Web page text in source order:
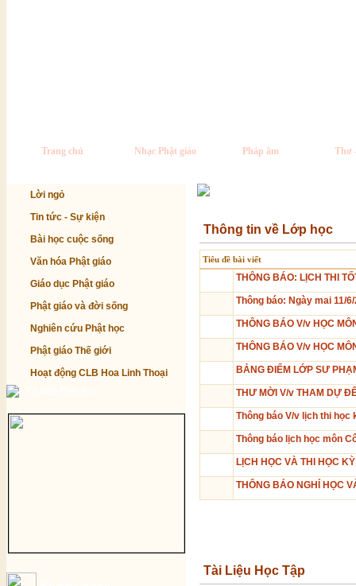
Trang chủ Nhạc Phật giáo Pháp âm Thơ
Lời ngỏ
Tin tức - Sự kiện
Bài học cuộc sống
Văn hóa Phật giáo
Giáo dục Phật giáo
Phật giáo và đời sống
Nghiên cứu Phật học
Phật giáo Thế giới
Hoạt động CLB Hoa Linh Thoại
Thông tin về Lớp học
Tiêu đề bài viết
THÔNG BÁO: LỊCH THI
Thông báo: Ngày mai 11/
THÔNG BÁO V/v HỌC
THÔNG BÁO V/v HỌC
BẢNG ĐIỂM LỚP SƯ
THƯ MỜI V/v THAM DỰ
Thông báo V/v lịch thi học
Thông báo lịch học môn
LỊCH HỌC VÀ THI HỌC
THÔNG BÁO NGHỈ HỌC
Tài Liệu Học Tập